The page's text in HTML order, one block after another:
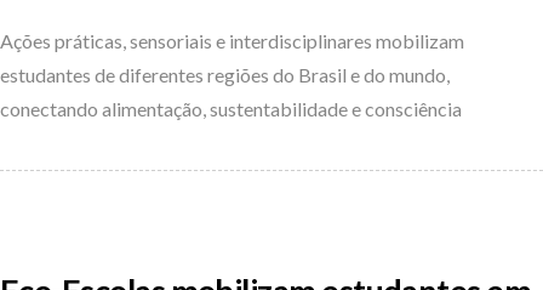
Ações práticas, sensoriais e interdisciplinares mobilizam
estudantes de diferentes regiões do Brasil e do mundo,
conectando alimentação, sustentabilidade e consciência